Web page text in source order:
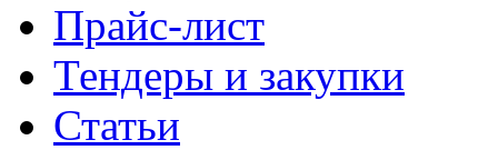
Прайс-лист
Тендеры и закупки
Статьи